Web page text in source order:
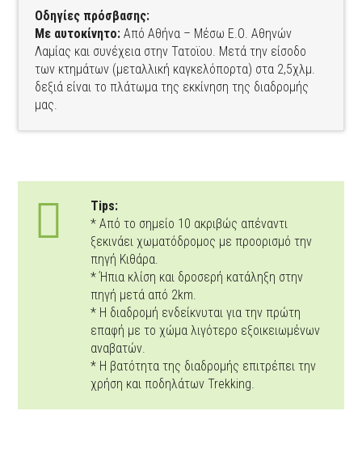
Οδηγίες πρόσβασης:
Με αυτοκίνητο: Από Αθήνα – Μέσω Ε.Ο. Αθηνών
Λαμίας και συνέχεια στην Τατοϊου. Μετά την είσοδο
των κτημάτων (μεταλλική καγκελόπορτα) στα 2,5χλμ.
δεξιά είναι το πλάτωμα της εκκίνηση της διαδρομής
μας.
Tips:
* Από το σημείο 10 ακριβώς απέναντι
ξεκινάει χωματόδρομος με προορισμό την
πηγή Κιθάρα.
* Ήπια κλίση και δροσερή κατάληξη στην
πηγή μετά από 2km.
* H διαδρομή ενδείκνυται για την πρώτη
επαφή με το χώμα λιγότερο εξοικειωμένων
αναβατών.
* Η βατότητα της διαδρομής επιτρέπει την
χρήση και ποδηλάτων Trekking.